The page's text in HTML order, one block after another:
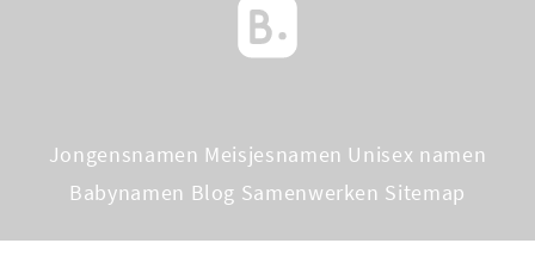
Jongensnamen Meisjesnamen Unisex namen
Babynamen Blog Samenwerken Sitemap